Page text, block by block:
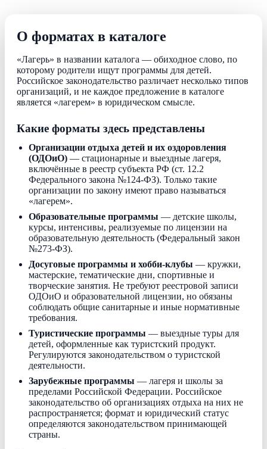
О форматах в каталоге
«Лагерь» в названии каталога — обиходное слово, по
которому родители ищут программы для детей.
Российское законодательство различает несколько типов
организаций, и не каждое предложение в каталоге
является «лагерем» в юридическом смысле.
Какие форматы здесь представлены
Организации отдыха детей и их оздоровления
(ОДОиО) — стационарные и выездные лагеря,
включённые в реестр субъекта РФ (ст. 12.2
Федерального закона №124-ФЗ). Только такие
организации по закону имеют право называться
«лагерем».
Образовательные программы — детские школы,
курсы, интенсивы, реализуемые по лицензии на
образовательную деятельность (Федеральный закон
№273-ФЗ).
Досуговые программы и хобби-клубы — кружки,
мастерские, тематические дни, спортивные и
творческие занятия. Не требуют реестровой записи
ОДОиО и образовательной лицензии, но обязаны
соблюдать общие санитарные и иные нормативные
требования.
Туристические программы — выездные туры для
детей, оформленные как туристский продукт.
Регулируются законодательством о туристской
деятельности.
Зарубежные программы — лагеря и школы за
пределами Российской Федерации. Российское
законодательство об организациях отдыха на них не
распространяется; формат и юридический статус
определяются законодательством принимающей
страны.